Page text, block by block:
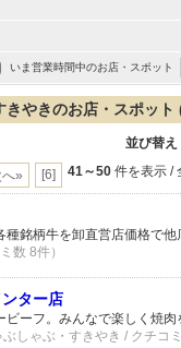
いま営業時間中のお店・スポット
やきのお店・スポット
並び替え
へ» [6] 41～50 件を表示 /
種銘柄牛を卸直営店価格で他
数 8件）
ター店
ーフ。みんなで楽しく焼肉
ぶしゃぶ・すきやき / クチコ